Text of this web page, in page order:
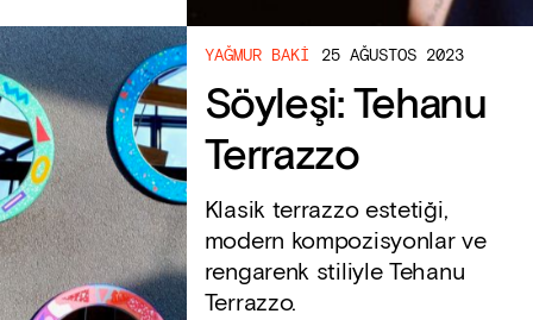
YAĞMUR BAKI 25 AĞUSTOS 2023
Söyleşi: Tehanu
Terrazzo
Klasik terrazzo estetiği,
modern kompozisyonlar ve
rengarenk stiliyle Tehanu
Terrazzo.